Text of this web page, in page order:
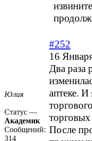
Юлия
Статус —
Академик
Сообщений:
314
#252
16
Два раза
аптеке. И
После